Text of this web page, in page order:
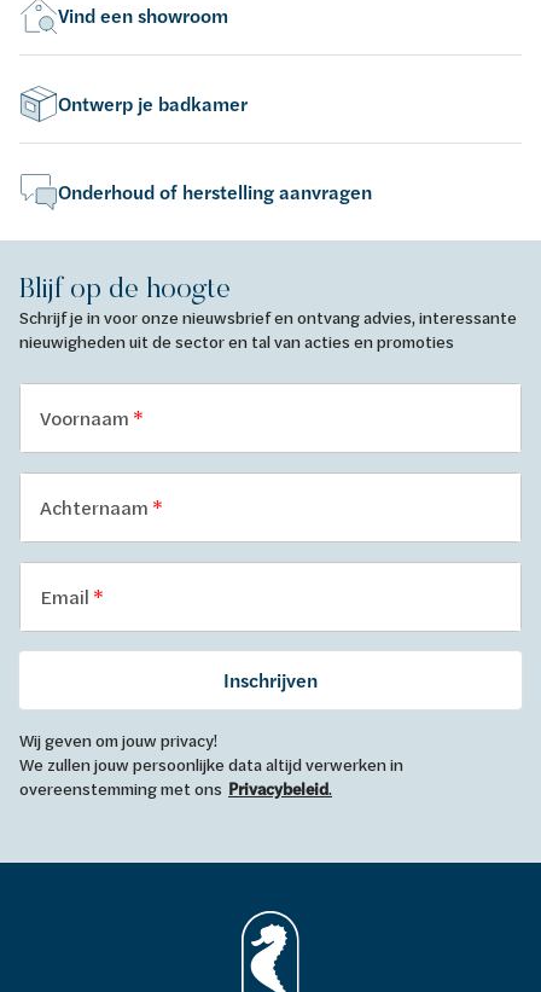
Vind een showroom
Ontwerp je badkamer
Onderhoud of herstelling aanvragen
Blijf op de hoogte
Schrijf je in voor onze nieuwsbrief en ontvang advies, interessante
nieuwigheden uit de sector en tal van acties en promoties
Voornaam
Achternaam
Email
Inschrijven
Wij geven om jouw privacy!
We zullen jouw persoonlijke data altijd verwerken in
overeenstemming met ons Privacybeleid.